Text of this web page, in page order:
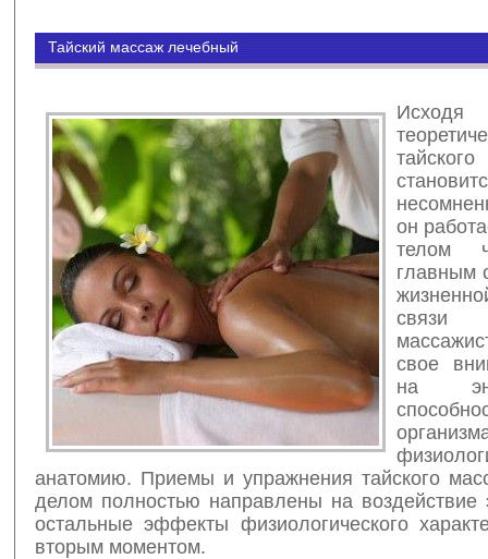
Тайский массаж лечебный
он
телом
главным
свое
на
анатомию. Приемы и упражнения тайского
делом полностью направлены на воздействие
остальные эффекты физиологического
вторым моментом.